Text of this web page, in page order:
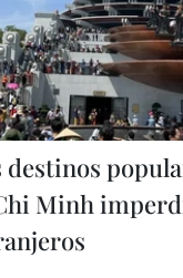
destinos
Minh